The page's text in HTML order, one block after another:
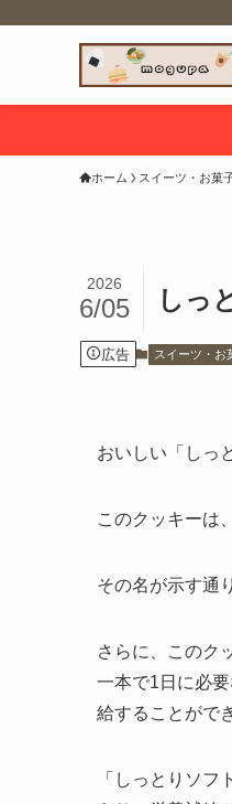
ホーム スイーツ・お菓
しっ
2026
6/05
広告 スイーツ・お
おいしい「しっ
このクッキーは
その名が示す通
さらに、このク
一本で1日に必
給することがで
「しっとりソ